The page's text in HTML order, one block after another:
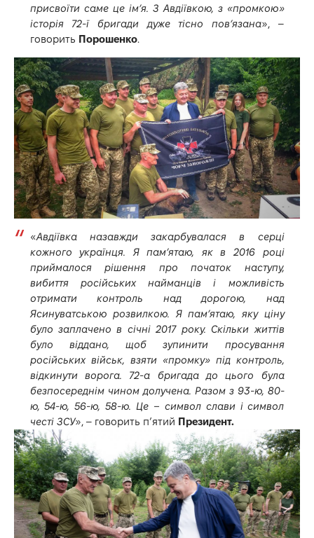
присвоїти саме це ім’я. З Авдіївкою, з «промкою»
історія 72-ї бригади дуже тісно пов’язана», –
говорить Порошенко.
«Авдіївка назавжди закарбувалася в серці
кожного українця. Я пам’ятаю, як в 2016 році
приймалося рішення про початок наступу,
вибиття російських найманців і можливість
отримати контроль над дорогою, над
Ясинуватською розвилкою. Я пам’ятаю, яку ціну
було заплачено в січні 2017 року. Скільки життів
було віддано, щоб зупинити просування
російських військ, взяти «промку» під контроль,
відкинути ворога. 72-а бригада до цього була
безпосереднім чином долучена. Разом з 93-ю, 80-
ю, 54-ю, 56-ю, 58-ю. Це – символ слави і символ
честі ЗСУ», – говорить п’ятий Президент.